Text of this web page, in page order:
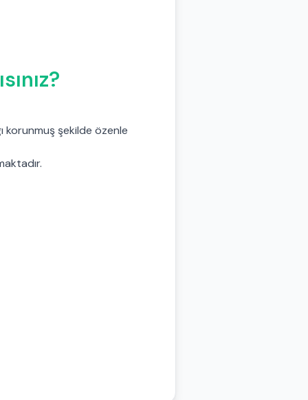
korunmuş şekilde özenle